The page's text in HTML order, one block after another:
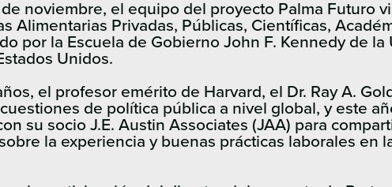
noviembre, el equipo del proyecto Palma Futuro
Alimentarias Privadas, Públicas, Científicas,
por la Escuela de Gobierno John F. Kennedy de
Unidos.
el profesor emérito de Harvard, el Dr. Ray A.
de política pública a nivel global, y este
su socio J.E. Austin Associates (JAA) para
la experiencia y buenas prácticas laborales en